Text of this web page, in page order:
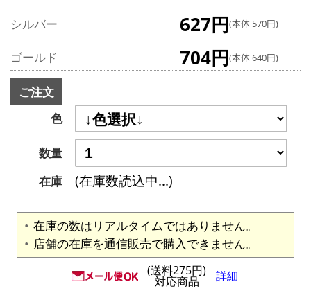
シルバー 627円(本体 570円)
ゴールド 704円(本体 640円)
ご注文
色
数量
在庫
(在庫数読込中...)
在庫の数はリアルタイムではありません。
店舗の在庫を通信販売で購入できません。
(送料275円)
対応商品 詳細